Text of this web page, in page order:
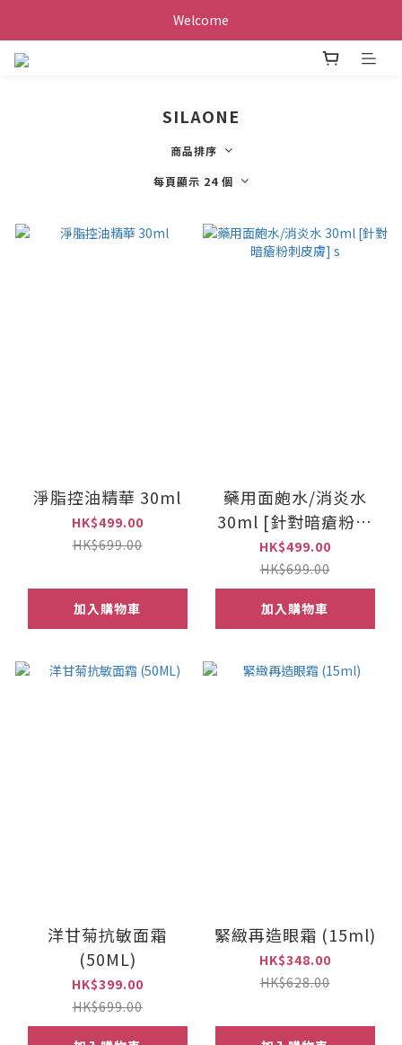
Welcome
SILAONE
商品排序
每頁顯示 24 個
淨脂控油精華 30ml
HK$499.00
HK$699.00
加入購物車
藥用面皰水/消炎水
30ml [針對暗瘡粉刺
皮膚] s
HK$499.00
HK$699.00
加入購物車
洋甘菊抗敏面霜
(50ML)
HK$399.00
HK$699.00
緊緻再造眼霜 (15ml)
HK$348.00
HK$628.00